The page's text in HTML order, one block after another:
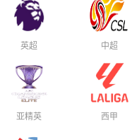
英超 中超
亚精英 西甲